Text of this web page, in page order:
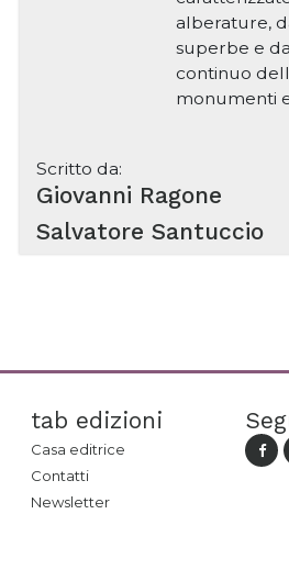
alberature,
superbe e
continuo
monumenti
Scritto da:
Giovanni Ragone
Salvatore Santuccio
tab edizioni
Casa editrice
Contatti
Newsletter